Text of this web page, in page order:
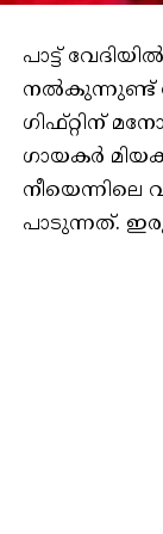
പാട്ട്
നൽകുന്നുണ്ട്
ഗിഫ്റ്റിന്
ഗായകർ
പാടുന്നത്.